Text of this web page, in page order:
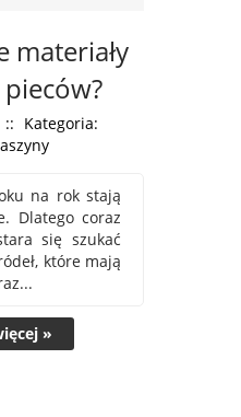
materiały
:: Kategoria:
na rok stają
Dlatego coraz
się szukać
które mają
»